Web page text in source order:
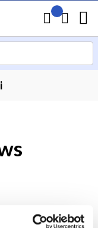
Carrello
Il mio